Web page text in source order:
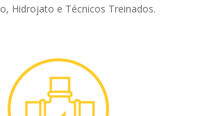
Hidrojato e Técnicos Treinados.